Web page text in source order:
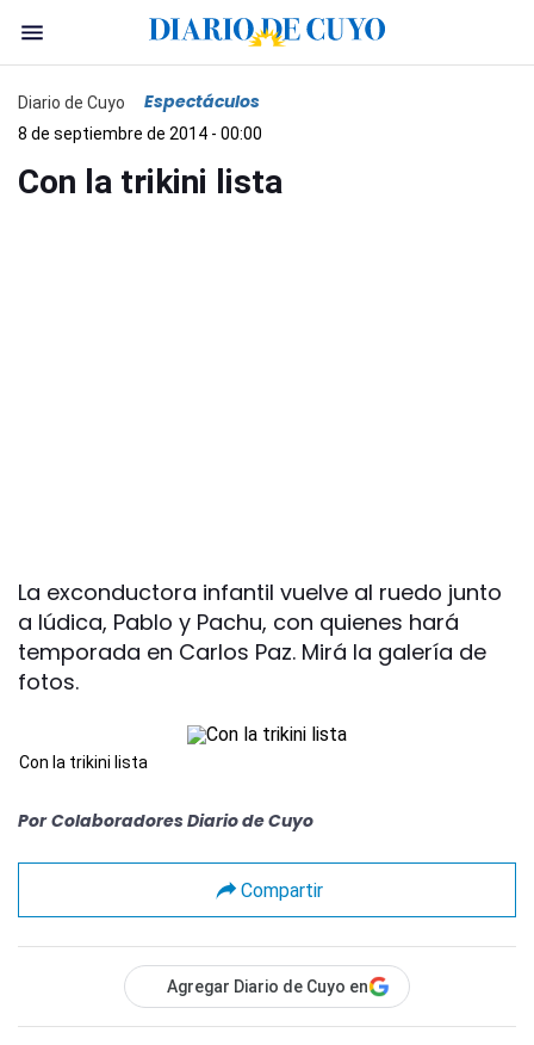
Diario de Cuyo Espectáculos
8 de septiembre de 2014 - 00:00
Con la trikini lista
La exconductora infantil vuelve al ruedo junto
a Iúdica, Pablo y Pachu, con quienes hará
temporada en Carlos Paz. Mirá la galería de
fotos.
Con la trikini lista
Por Colaboradores Diario de Cuyo
Compartir
Agregar Diario de Cuyo en